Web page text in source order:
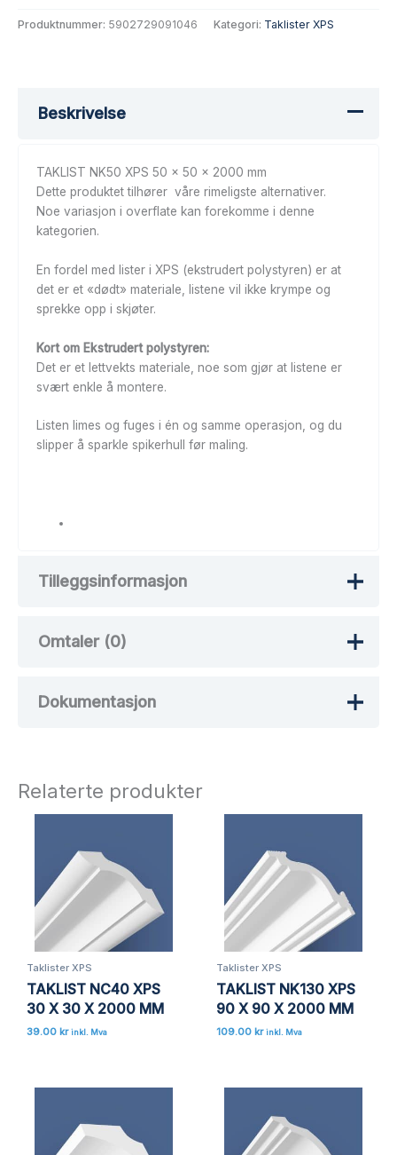
Produktnummer: 5902729091046 Kategori: Taklister XPS
Beskrivelse
TAKLIST NK50 XPS 50 x 50 x 2000 mm
Dette produktet tilhører våre rimeligste alternativer.
Noe variasjon i overflate kan forekomme i denne
kategorien.
En fordel med lister i XPS (ekstrudert polystyren) er at
det er et «dødt» materiale, listene vil ikke krympe og
sprekke opp i skjøter.
Kort om Ekstrudert polystyren:
Det er et lettvekts materiale, noe som gjør at listene er
svært enkle å montere.
Listen limes og fuges i én og samme operasjon, og du
slipper å sparkle spikerhull før maling.
Tilleggsinformasjon
Vekt
Omtaler (0)
Det er ingen omtaler ennå.
NK50 XPS 50 X 50 X 2000 MM»
Din e-postadresse vil ikke bli publisert.
Vurderingen din
Omtalen din*
Navn*
Lagre mitt navn, e-post og nettside i denne
Dokumentasjon
Relaterte produkter
Taklister XPS
TAKLIST NC40 XPS
30 X 30 X 2000 MM
39.00 kr inkl. Mva
Taklister XPS
TAKLIST NK130 XPS
90 X 90 X 2000 MM
109.00 kr inkl. Mva